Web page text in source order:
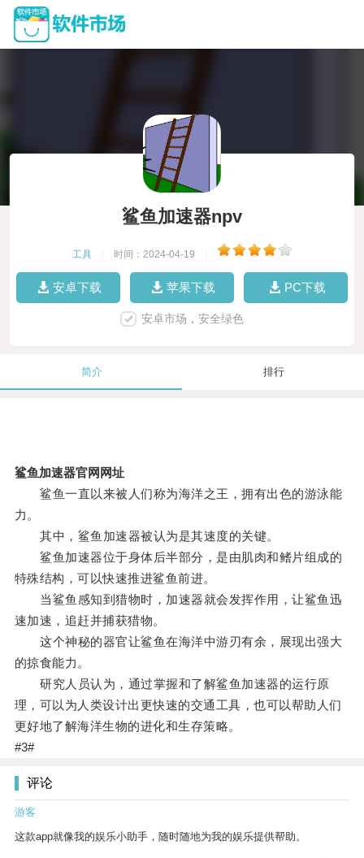
鲨鱼加速器npv
工具 时间：2024-04-19
安卓下载 苹果下载 PC下载
安卓市场，安全绿色
简介 排行
鲨鱼加速器官网网址
鲨鱼一直以来被人们称为海洋之王，拥有出色的游泳能
力。
其中，鲨鱼加速器被认为是其速度的关键。
鲨鱼加速器位于身体后半部分，是由肌肉和鳍片组成的
特殊结构，可以快速推进鲨鱼前进。
当鲨鱼感知到猎物时，加速器就会发挥作用，让鲨鱼迅
速加速，追赶并捕获猎物。
这个神秘的器官让鲨鱼在海洋中游刃有余，展现出强大
的掠食能力。
研究人员认为，通过掌握和了解鲨鱼加速器的运行原
理，可以为人类设计出更快速的交通工具，也可以帮助人们
更好地了解海洋生物的进化和生存策略。
#3#
评论
游客
这款app就像我的娱乐小助手，随时随地为我的娱乐提供帮助。